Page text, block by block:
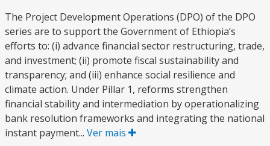
The Project Development Operations (DPO) of the DPO
series are to support the Government of Ethiopia’s
efforts to: (i) advance financial sector restructuring, trade,
and investment; (ii) promote fiscal sustainability and
transparency; and (iii) enhance social resilience and
climate action. Under Pillar 1, reforms strengthen
financial stability and intermediation by operationalizing
bank resolution frameworks and integrating the national
instant payment... Ver mais